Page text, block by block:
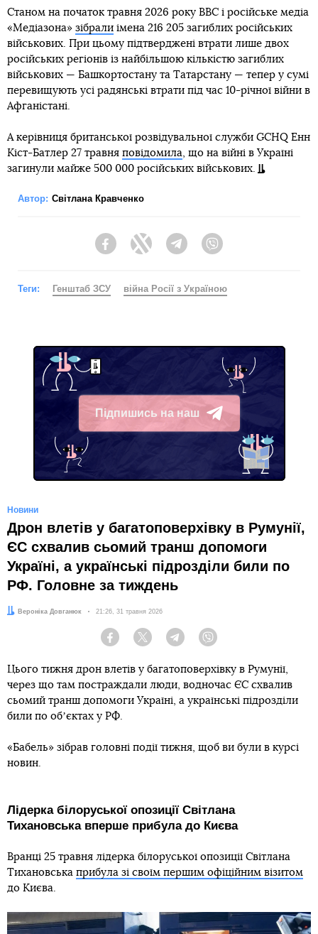
Станом на початок травня 2026 року BBC і російське медіа
«Медіазона» зібрали імена 216 205 загиблих російських
військових. При цьому підтверджені втрати лише двох
російських регіонів із найбільшою кількістю загиблих
військових — Башкортостану та Татарстану — тепер у сумі
перевищують усі радянські втрати під час 10-річної війни в
Афганістані.
А керівниця британської розвідувальної служби GCHQ Енн
Кіст-Батлер 27 травня повідомила, що на війні в Україні
загинули майже 500 000 російських військових.
Автор: Світлана Кравченко
FacebookTwitter Telegram
Теги: Генштаб ЗСУ війна Росії з Україною
Підпишись на наш
Telegram
Новини
Дрон влетів у багатоповерхівку в Румунії,
ЄС схвалив сьомий транш допомоги
Україні, а українські підрозділи били по
РФ. Головне за тиждень
Автор:Вероніка Довганюк Дата:
21:26, 31 травня 2026
Facebook Twitter Telegram
Цього тижня дрон влетів у багатоповерхівку в Румунії,
через що там постраждали люди, водночас ЄС схвалив
сьомий транш допомоги Україні, а українські підрозділи
били по обʼєктах у РФ.
«Бабель» зібрав головні події тижня, щоб ви були в курсі
новин.
Лідерка білоруської опозиції Світлана
Тихановська вперше прибула до Києва
Вранці 25 травня лідерка білоруської опозиції Світлана
Тихановська прибула зі своїм першим офіційним візитом
до Києва.